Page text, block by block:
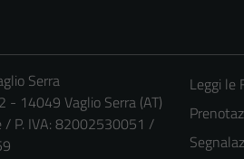
Serra
- 14049 Vaglio Serra (AT)
/ P. IVA: 82002530051 /
Leggi le